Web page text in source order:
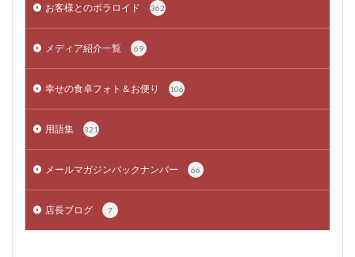
お客様とのポラロイド 362
メディア紹介一覧 69
幸せの食卓フォト＆お便り 106
用語集 321
メールマガジンバックナンバー 66
店長ブログ 7